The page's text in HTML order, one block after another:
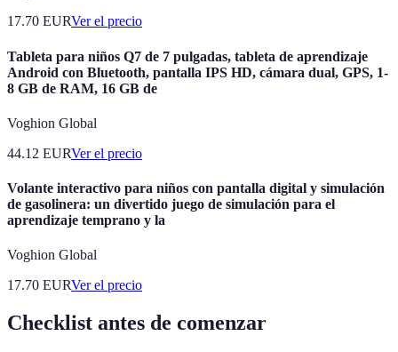
17.70 EURVer el precio
Tableta para niños Q7 de 7 pulgadas, tableta de aprendizaje
Android con Bluetooth, pantalla IPS HD, cámara dual, GPS, 1-
8 GB de RAM, 16 GB de
Voghion Global
44.12 EURVer el precio
Volante interactivo para niños con pantalla digital y simulación
de gasolinera: un divertido juego de simulación para el
aprendizaje temprano y la
Voghion Global
17.70 EURVer el precio
Checklist antes de comenzar